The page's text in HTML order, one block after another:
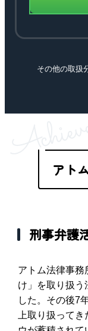
その他の取扱
アト
刑事弁護
アトム法律事務
け」を取り扱う
した。その後7
上取り扱って